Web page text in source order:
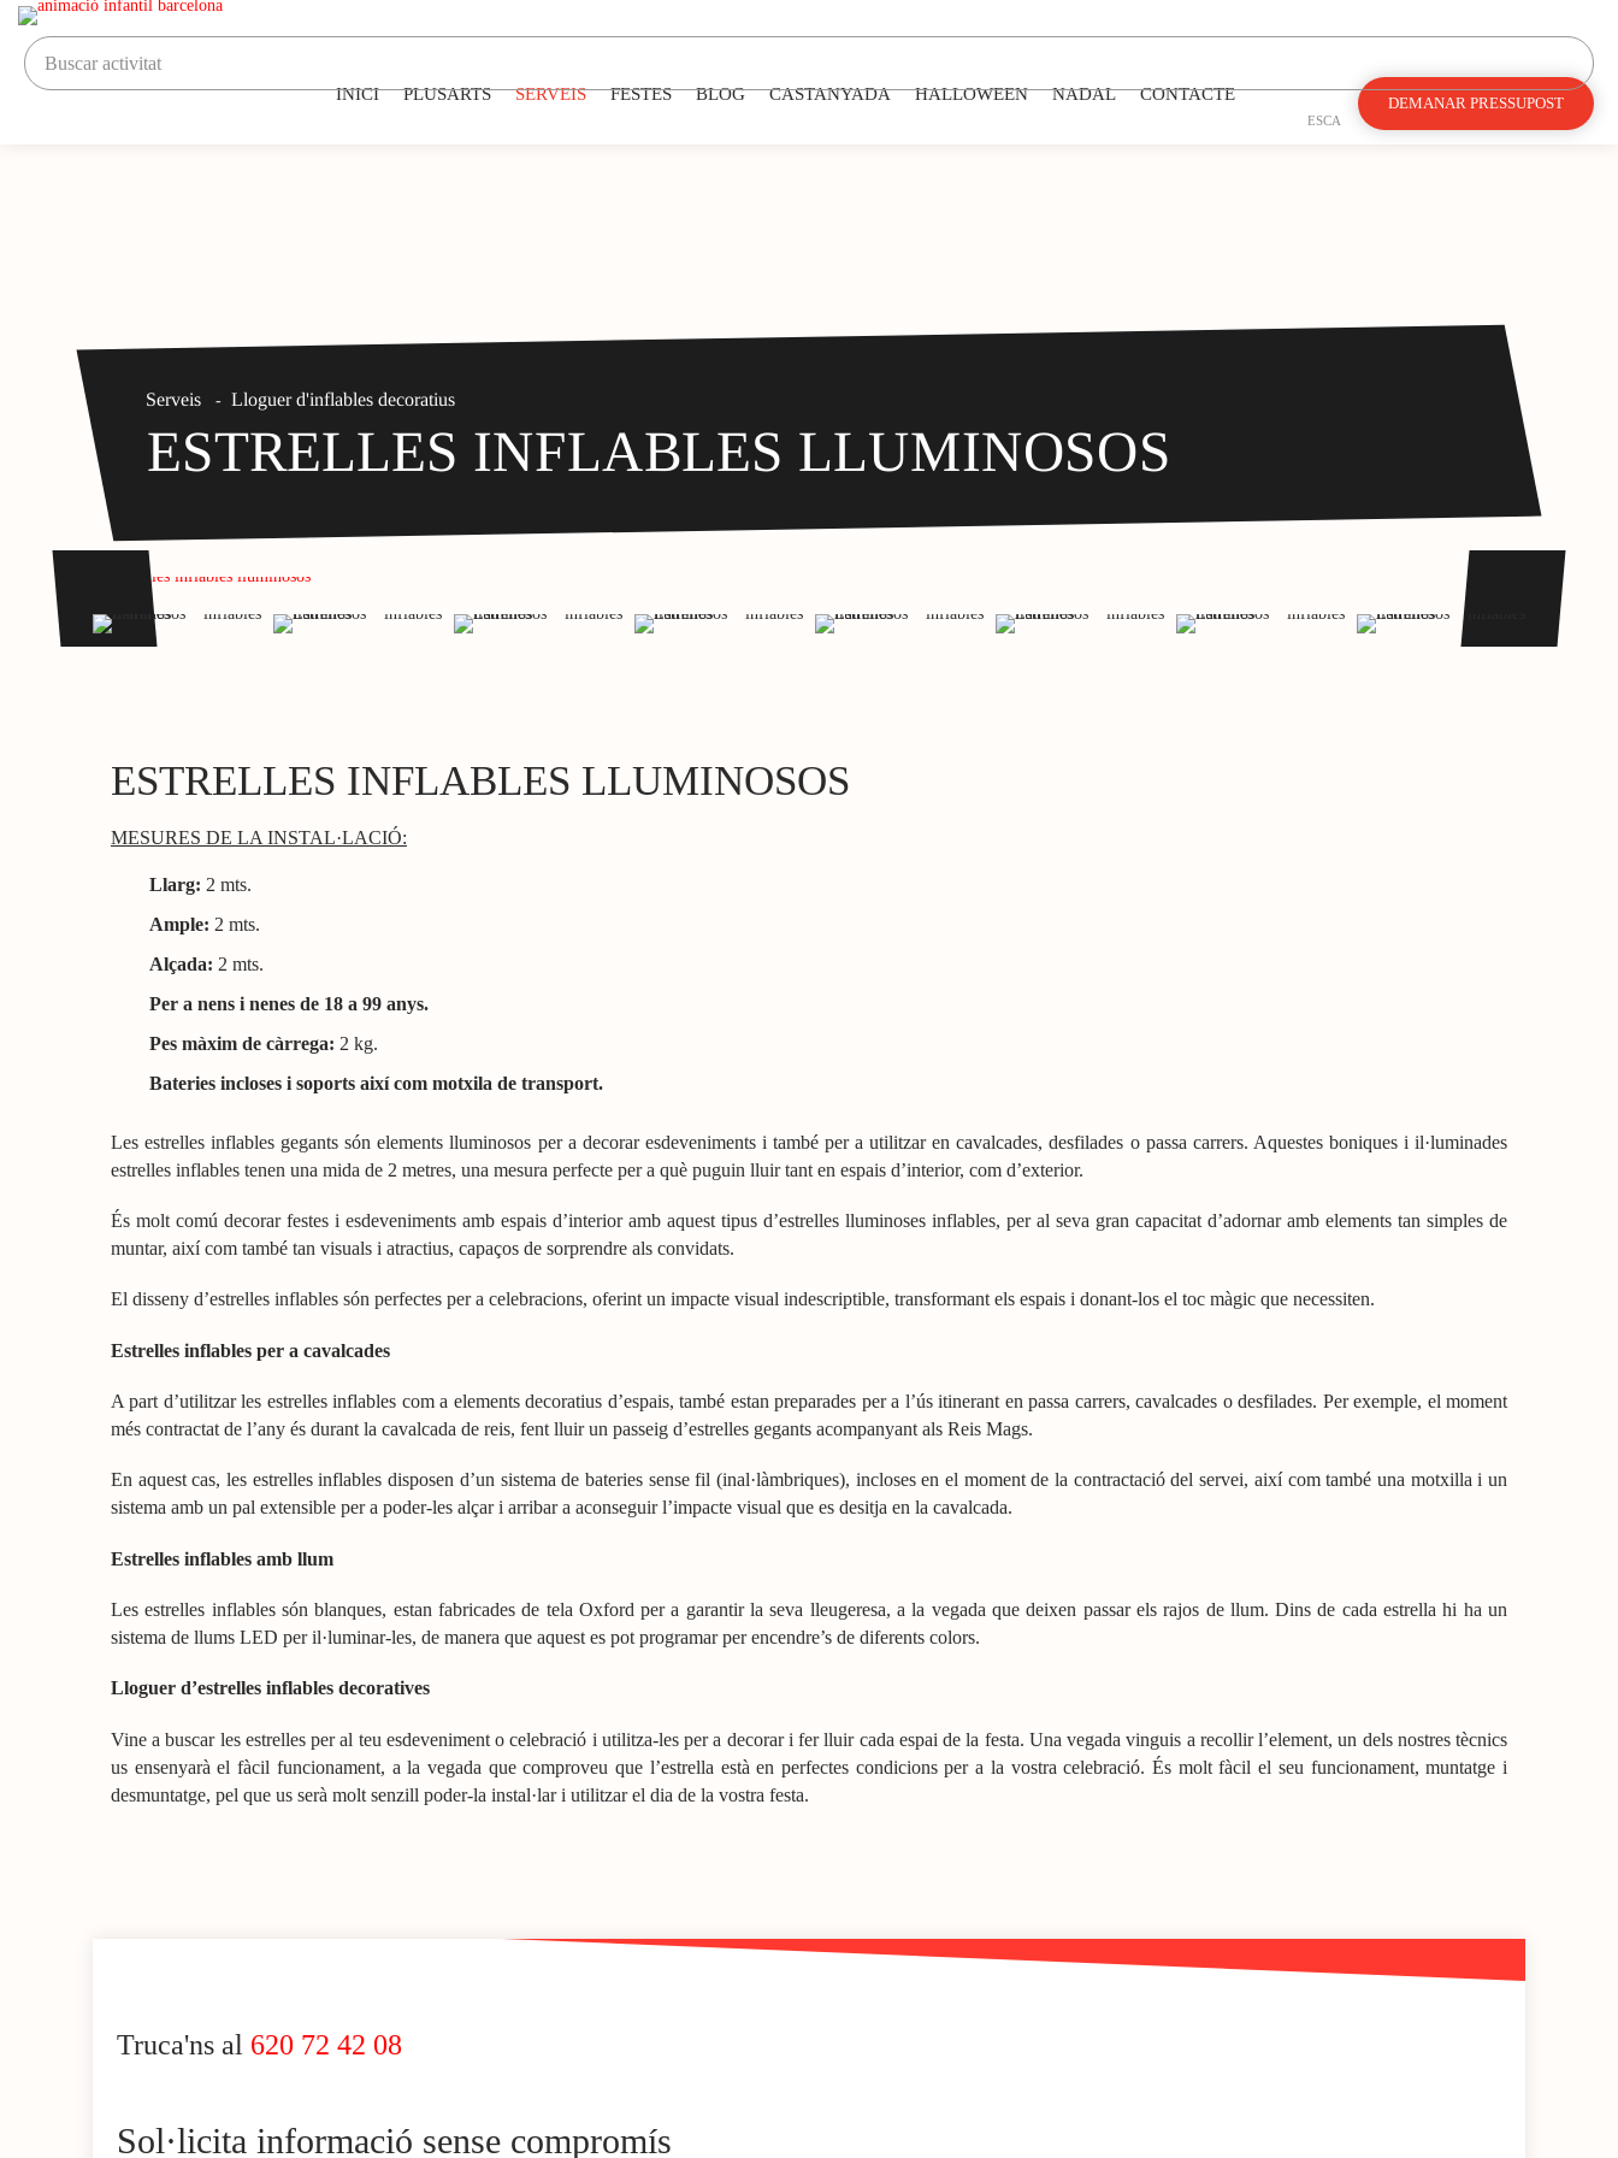
ESCA
DEMANAR PRESSUPOST
INICI PLUSARTS SERVEIS FESTES BLOG CASTANYADA HALLOWEEN NADAL CONTACTE
Serveis - Lloguer d'inflables decoratius
ESTRELLES INFLABLES LLUMINOSOS
ESTRELLES INFLABLES LLUMINOSOS
MESURES DE LA INSTAL·LACIÓ:
Llarg: 2 mts.
Ample: 2 mts.
Alçada: 2 mts.
Per a nens i nenes de 18 a 99 anys.
Pes màxim de càrrega: 2 kg.
Bateries incloses i soports així com motxila de transport.
Les estrelles inflables gegants són elements lluminosos per a decorar esdeveniments i també per a utilitzar en cavalcades, desfilades o passa carrers. Aquestes boniques i il·luminades
estrelles inflables tenen una mida de 2 metres, una mesura perfecte per a què puguin lluir tant en espais d’interior, com d’exterior.
És molt comú decorar festes i esdeveniments amb espais d’interior amb aquest tipus d’estrelles lluminoses inflables, per al seva gran capacitat d’adornar amb elements tan simples de
muntar, així com també tan visuals i atractius, capaços de sorprendre als convidats.
El disseny d’estrelles inflables són perfectes per a celebracions, oferint un impacte visual indescriptible, transformant els espais i donant-los el toc màgic que necessiten.
Estrelles inflables per a cavalcades
A part d’utilitzar les estrelles inflables com a elements decoratius d’espais, també estan preparades per a l’ús itinerant en passa carrers, cavalcades o desfilades. Per exemple, el moment
més contractat de l’any és durant la cavalcada de reis, fent lluir un passeig d’estrelles gegants acompanyant als Reis Mags.
En aquest cas, les estrelles inflables disposen d’un sistema de bateries sense fil (inal·làmbriques), incloses en el moment de la contractació del servei, així com també una motxilla i un
sistema amb un pal extensible per a poder-les alçar i arribar a aconseguir l’impacte visual que es desitja en la cavalcada.
Estrelles inflables amb llum
Les estrelles inflables són blanques, estan fabricades de tela Oxford per a garantir la seva lleugeresa, a la vegada que deixen passar els rajos de llum. Dins de cada estrella hi ha un
sistema de llums LED per il·luminar-les, de manera que aquest es pot programar per encendre’s de diferents colors.
Lloguer d’estrelles inflables decoratives
Vine a buscar les estrelles per al teu esdeveniment o celebració i utilitza-les per a decorar i fer lluir cada espai de la festa. Una vegada vinguis a recollir l’element, un dels nostres tècnics
us ensenyarà el fàcil funcionament, a la vegada que comproveu que l’estrella està en perfectes condicions per a la vostra celebració. És molt fàcil el seu funcionament, muntatge i
desmuntatge, pel que us serà molt senzill poder-la instal·lar i utilitzar el dia de la vostra festa.
Truca'ns al 620 72 42 08
Sol·licita informació sense compromís